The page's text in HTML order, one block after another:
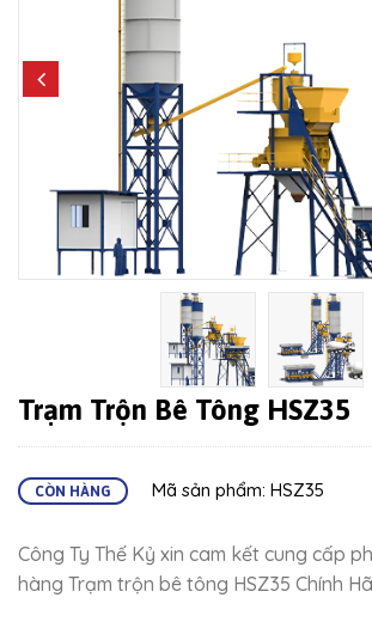
Trạm Trộn Bê Tông HSZ35
CÒN HÀNG Mã sản phẩm: HSZ35
Công Ty Thế Kỷ xin cam kết cung cấp
hàng Trạm trộn bê tông HSZ35 Chính